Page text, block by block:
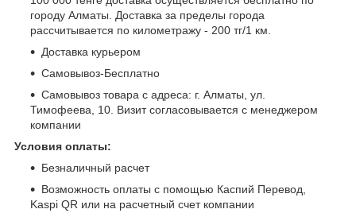
городу Алматы. Доставка за пределы города
рассчитывается по километражу - 200 тг/1 км.
Доставка курьером
Самовывоз-Бесплатно
Самовывоз товара с адреса: г. Алматы, ул.
Тимофеева, 10. Визит согласовывается с менеджером
компании
Условия оплаты:
Безналичный расчет
Возможность оплаты с помощью Каспий Перевод,
Kaspi QR или на расчетный счет компании